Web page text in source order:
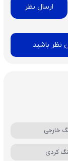
نظر باشید
خارجی
کردی